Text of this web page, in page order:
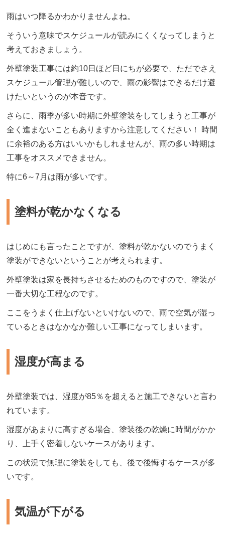
雨はいつ降るかわかりませんよね。
そういう意味でスケジュールが読みにくくなってしまうと
考えておきましょう。
外壁塗装工事には約10日ほど日にちが必要で、ただでさえ
スケジュール管理が難しいので、雨の影響はできるだけ避
けたいというのが本音です。
さらに、雨季が多い時期に外壁塗装をしてしまうと工事が
全く進まないこともありますから注意してください！ 時間
に余裕のある方はいいかもしれませんが、雨の多い時期は
工事をオススメできません。
特に6～7月は雨が多いです。
塗料が乾かなくなる
はじめにも言ったことですが、塗料が乾かないのでうまく
塗装ができないということが考えられます。
外壁塗装は家を長持ちさせるためのものですので、塗装が
一番大切な工程なのです。
ここをうまく仕上げないといけないので、雨で空気が湿っ
ているときはなかなか難しい工事になってしまいます。
湿度が高まる
外壁塗装では、湿度が85％を超えると施工できないと言わ
れています。
湿度があまりに高すぎる場合、塗装後の乾燥に時間がかか
り、上手く密着しないケースがあります。
この状況で無理に塗装をしても、後で後悔するケースが多
いです。
気温が下がる